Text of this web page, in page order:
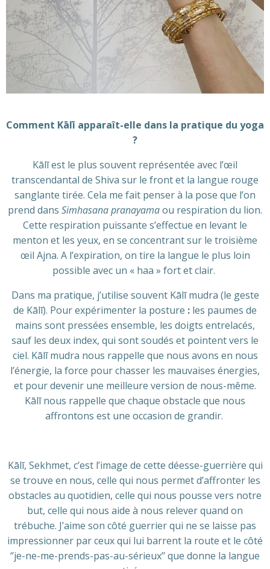
Comment Kālī apparaît-elle dans la pratique du yoga
?
Kālī est le plus souvent représentée avec l’œil
transcendantal de Shiva sur le front et la langue rouge
sanglante tirée. Cela me fait penser à la pose que l’on
prend dans Simhasana pranayamaou respiration du lion.
Cette respiration puissante s’effectue en levant le
menton et les yeux, en se concentrant sur le troisième
œil Ajna. A l’expiration, on tire la langue le plus loin
possible avec un « haa » fort et clair.
Dans ma pratique, j’utilise souvent Kālī mudra (le geste
de Kālī). Pour expérimenter la posture : les paumes de
mains sont pressées ensemble, les doigts entrelacés,
sauf les deux index, qui sont soudés et pointent vers le
ciel. Kālī mudra nous rappelle que nous avons en nous
l’énergie, la force pour chasser les mauvaises énergies,
et pour devenir une meilleure version de nous-même.
Kālī nous rappelle que chaque obstacle que nous
affrontons est une occasion de grandir.
Kālī, Sekhmet, c’est l’image de cette déesse-guerrière qui
se trouve en nous, celle qui nous permet d’affronter les
obstacles au quotidien, celle qui nous pousse vers notre
but, celle qui nous aide à nous relever quand on
trébuche. J’aime son côté guerrier qui ne se laisse pas
impressionner par ceux qui lui barrent la route et le côté
‘’je-ne-me-prends-pas-au-sérieux’’ que donne la langue